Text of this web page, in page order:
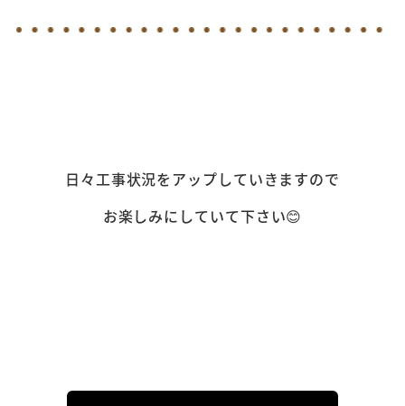
日々工事状況をアップしていきますので
お楽しみにしていて下さい😊